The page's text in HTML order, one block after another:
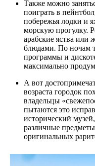
Также можно
поиграть в
побережья лодки и
морскую прогулку.
арабские яства или
блюдами. По ночам
программы и
максимально
А вот
возраста городок
владельцы
пытаются это
исторический
различные
оригинальных